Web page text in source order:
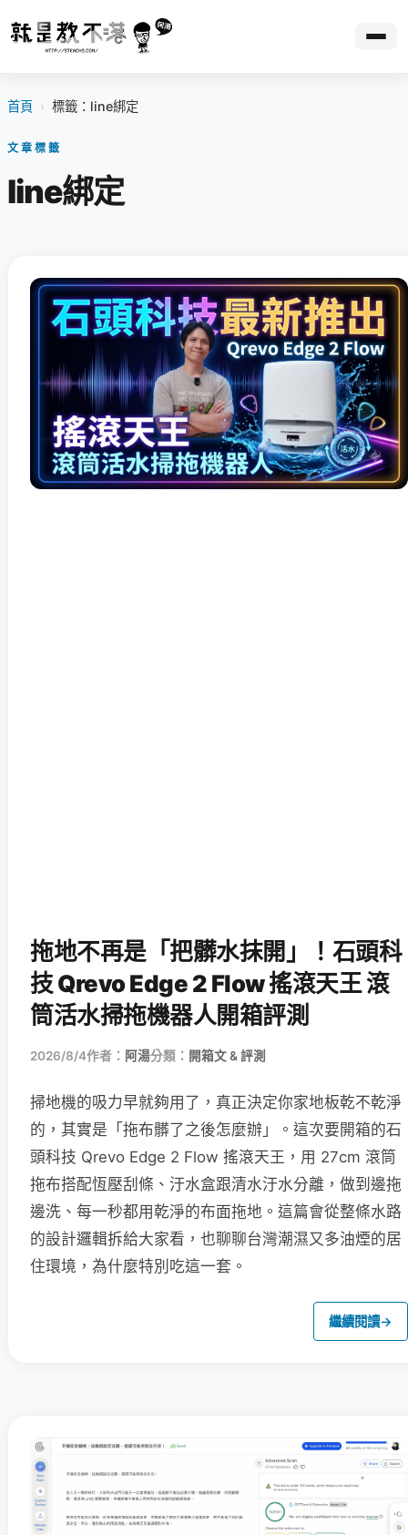
首頁 › 標籤：line綁定
文章標籤
line綁定
拖地不再是「把髒水抹開」！石頭科
技 Qrevo Edge 2 Flow 搖滾天王 滾
筒活水掃拖機器人開箱評測
2026/8/4作者： 阿湯分類： 開箱文 & 評測
掃地機的吸力早就夠用了，真正決定你家地板乾不乾淨
的，其實是「拖布髒了之後怎麼辦」。這次要開箱的石
頭科技 Qrevo Edge 2 Flow 搖滾天王，用 27cm 滾筒
拖布搭配恆壓刮條、汙水盒跟清水汙水分離，做到邊拖
邊洗、每一秒都用乾淨的布面拖地。這篇會從整條水路
的設計邏輯拆給大家看，也聊聊台灣潮濕又多油煙的居
住環境，為什麼特別吃這一套。
繼續閱讀→